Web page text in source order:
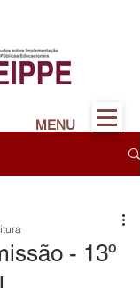
MENU
- 13º